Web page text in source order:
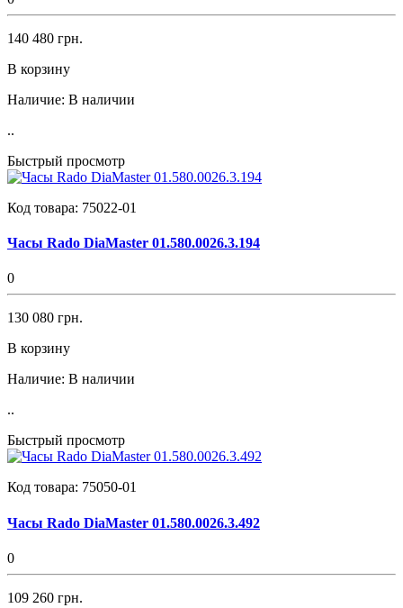
140 480 грн.
В корзину
Наличие: В наличии
..
Быстрый просмотр
Код товара: 75022-01
Часы Rado DiaMaster 01.580.0026.3.194
0
130 080 грн.
В корзину
Наличие: В наличии
..
Быстрый просмотр
Код товара: 75050-01
Часы Rado DiaMaster 01.580.0026.3.492
0
109 260 грн.